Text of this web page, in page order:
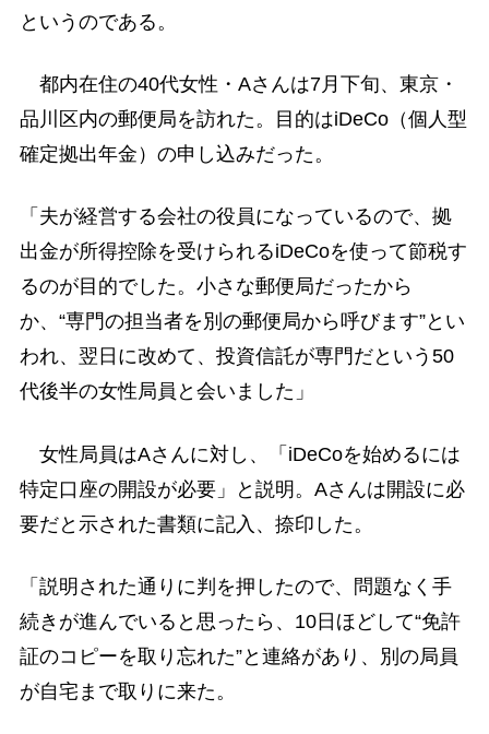
というのである。
都内在住の40代女性・Aさんは7月下旬、東京・
品川区内の郵便局を訪れた。目的はiDeCo（個人型
確定拠出年金）の申し込みだった。
「夫が経営する会社の役員になっているので、拠
出金が所得控除を受けられるiDeCoを使って節税す
るのが目的でした。小さな郵便局だったから
か、“専門の担当者を別の郵便局から呼びます”とい
われ、翌日に改めて、投資信託が専門だという50
代後半の女性局員と会いました」
女性局員はAさんに対し、「iDeCoを始めるには
特定口座の開設が必要」と説明。Aさんは開設に必
要だと示された書類に記入、捺印した。
「説明された通りに判を押したので、問題なく手
続きが進んでいると思ったら、10日ほどして“免許
証のコピーを取り忘れた”と連絡があり、別の局員
が自宅まで取りに来た。